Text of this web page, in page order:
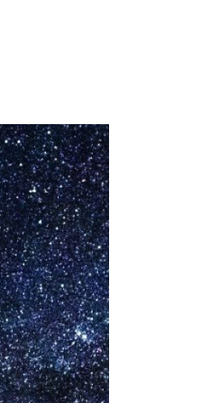
INTERVIEWS
NIEUWS
SAMENWERKEN
CONTACT